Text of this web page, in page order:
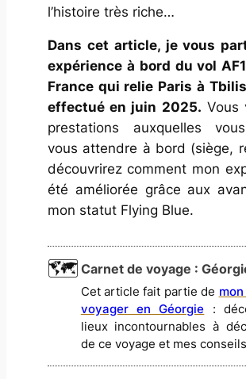
l’histoire très riche…
Dans cet article, je vous
expérience à bord du vol
France qui relie Paris à
effectué en juin 2025. Vous
prestations auxquelles
vous attendre à bord (siège,
découvrirez comment mon
été améliorée grâce aux
mon statut Flying Blue.
Carnet de voyage :
Cet article fait partie de
voyager en Géorgie :
lieux incontournables à
de ce voyage et mes